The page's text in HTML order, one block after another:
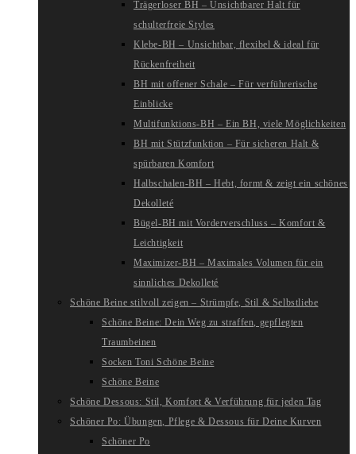
Trägerloser BH – Unsichtbarer Halt für
schulterfreie Styles
Klebe-BH – Unsichtbar, flexibel & ideal für
Rückenfreiheit
BH mit offener Schale – Für verführerische
Einblicke
Multifunktions-BH – Ein BH, viele Möglichkeiten
BH mit Stützfunktion – Für sicheren Halt &
spürbaren Komfort
Halbschalen-BH – Hebt, formt & zeigt ein schönes
Dekolleté
Bügel-BH mit Vorderverschluss – Komfort &
Leichtigkeit
Maximizer-BH – Maximales Volumen für ein
sinnliches Dekolleté
Schöne Beine stilvoll zeigen – Strümpfe, Stil & Selbstliebe
Schöne Beine: Dein Weg zu straffen, gepflegten
Traumbeinen
Socken Toni Schöne Beine
Schöne Beine
Schöne Dessous: Stil, Komfort & Verführung für jeden Tag
Schöner Po: Übungen, Pflege & Dessous für Deine Kurven
Schöner Po